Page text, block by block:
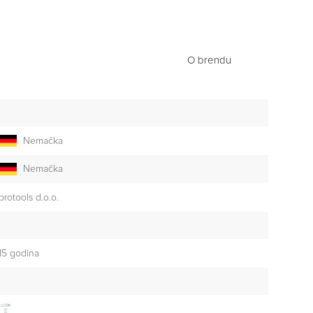
O brendu
Nemačka
Nemačka
brotools d.o.o.
godina